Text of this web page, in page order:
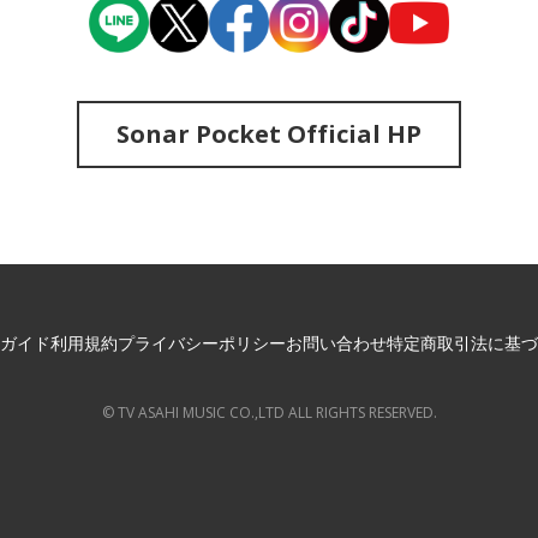
Sonar Pocket Official HP
イド利用規約プライバシーポリシーお問い合わせ特定商取引法に基
© TV ASAHI MUSIC CO.,LTD ALL RIGHTS RESERVED.